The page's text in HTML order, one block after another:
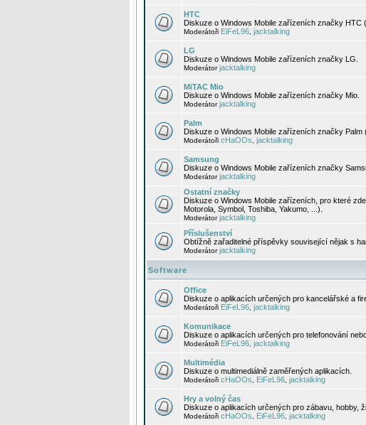
HTC
Diskuze o Windows Mobile zařízeních značky HTC
Moderátoři EiFeL96 jacktalking
LG
Diskuze o Windows Mobile zařízeních značky LG.
Moderátorjacktalking
MiTAC Mio
Diskuze o Windows Mobile zařízeních značky Mio.
Moderátorjacktalking
Palm
Diskuze o Windows Mobile zařízeních značky Palm
Moderátoři cHaOOs jacktalking
Samsung
Diskuze o Windows Mobile zařízeních značky
Moderátorjacktalking
Ostatní značky
Diskuze o Windows Mobile zařízeních, pro které
Motorola, Symbol, Toshiba, Yakumo, ...).
Moderátorjacktalking
Příslušenství
Obtížně zařaditelné příspěvky související nějak s
Moderátorjacktalking
Software
Office
Diskuze o aplikacích určených pro kancelářské a
Moderátoři EiFeL96 jacktalking
Komunikace
Diskuze o aplikacích určených pro telefonování
Moderátoři EiFeL96 jacktalking
Multimédia
Diskuze o multimediálně zaměřených aplikacích.
Moderátoři cHaOOs EiFeL96 jacktalking
Hry a volný čas
Diskuze o aplikacích určených pro zábavu, hobby,
Moderátoři cHaOOs EiFeL96 jacktalking